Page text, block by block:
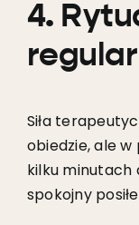
4.
Siła
obiedzie, ale
kilku minutach
spokojny